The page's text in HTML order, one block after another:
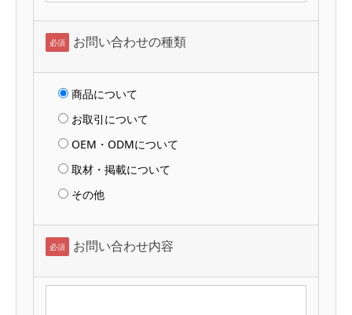
必須 お問い合わせの種類
商品について
お取引について
OEM・ODMについて
取材・掲載について
その他
必須 お問い合わせ内容